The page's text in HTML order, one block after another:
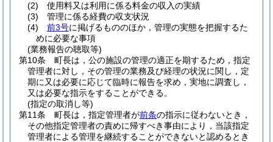
(2)
使用料又は利用に係る料金の収入の実績
(3)
管理に係る経費の収支状況
(4)
前3号に掲げるもののほか，管理の実態を把握するた
めに必要な事項
(業務報告の聴取等)
第10条
町長は，公の施設の管理の適正を期するため，指定
管理者に対し，その管理の業務及び経理の状況に関し，定
期に又は必要に応じて臨時に報告を求め，実地に調査し，
又は必要な指示をすることができる。
(指定の取消し等)
第11条
町長は，指定管理者が前条の指示に従わないとき，
その他指定管理者の責めに帰すべき事由により，当該指定
管理者による管理を継続することができないと認めるとき